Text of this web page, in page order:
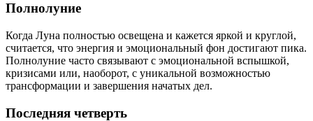
Полнолуние
Когда Луна полностью освещена и кажется яркой и круглой,
считается, что энергия и эмоциональный фон достигают пика.
Полнолуние часто связывают с эмоциональной вспышкой,
кризисами или, наоборот, с уникальной возможностью
трансформации и завершения начатых дел.
Последняя четверть